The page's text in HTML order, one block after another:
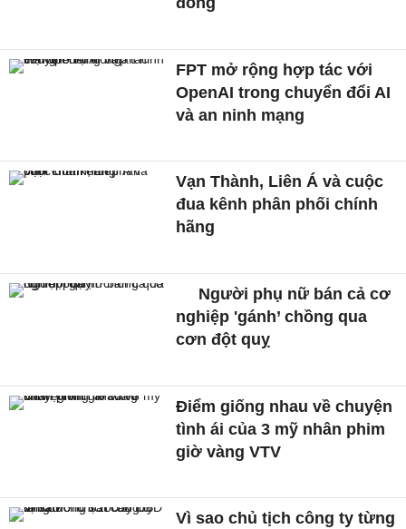
FPT mở rộng hợp tác với
OpenAI trong chuyển đổi AI
và an ninh mạng
Vạn Thành, Liên Á và cuộc
đua kênh phân phối chính
hãng
Người phụ nữ bán cả cơ
nghiệp 'gánh’ chồng qua
cơn đột quỵ
Điểm giống nhau về chuyện
tình ái của 3 mỹ nhân phim
giờ vàng VTV
Vì sao chủ tịch công ty từng